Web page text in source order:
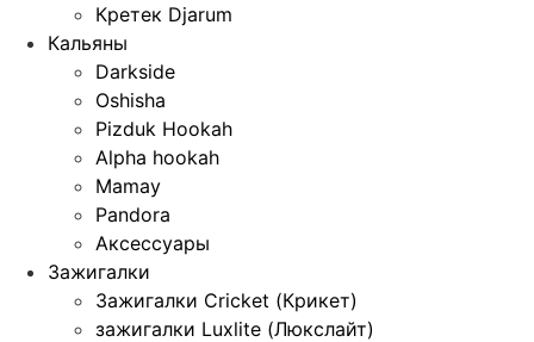
Кретек Djarum
Кальяны
Darkside
Oshisha
Pizduk Hookah
Alpha hookah
Mamay
Pandora
Аксессуары
Зажигалки
Зажигалки Cricket (Крикет)
зажигалки Luxlite (Люкслайт)